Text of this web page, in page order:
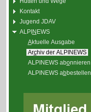
Kontakt
Jugend JDAV
ALPINEWS
Aktuelle Ausgabe
Archiv der ALPINEWS
ALPINEWS abonnieren
ALPINEWS abbestellen